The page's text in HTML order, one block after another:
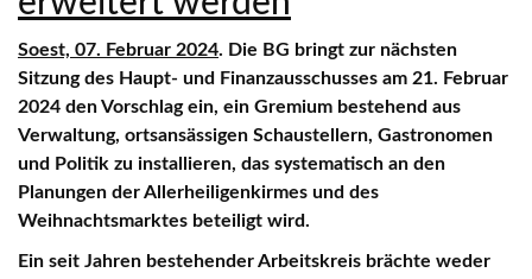
Soest, 07. Februar 2024. Die BG bringt zur nächsten
Sitzung des Haupt- und Finanzausschusses am 21. Februar
2024 den Vorschlag ein, ein Gremium bestehend aus
Verwaltung, ortsansässigen Schaustellern, Gastronomen
und Politik zu installieren, das systematisch an den
Planungen der Allerheiligenkirmes und des
Weihnachtsmarktes beteiligt wird.
Ein seit Jahren bestehender Arbeitskreis brächte weder